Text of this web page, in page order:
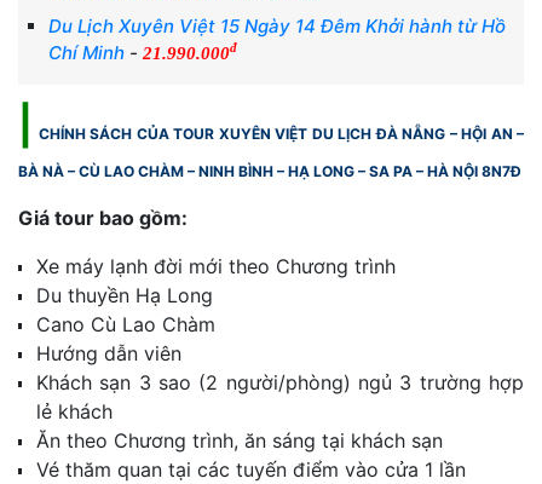
Du Lịch Xuyên Việt 15 Ngày 14 Đêm Khởi hành từ Hồ
Chí Minh -21.990.000đ
CHÍNH SÁCH CỦA TOUR XUYÊN VIỆT DU LỊCH ĐÀ NẴNG – HỘI AN –
BÀ NÀ – CÙ LAO CHÀM – NINH BÌNH – HẠ LONG – SA PA – HÀ NỘI 8N7Đ
Giá tour bao gồm:
Xe máy lạnh đời mới theo Chương trình
Du thuyền Hạ Long
Cano Cù Lao Chàm
Hướng dẫn viên
Khách sạn 3 sao (2 người/phòng) ngủ 3 trường hợp
lẻ khách
Ăn theo Chương trình, ăn sáng tại khách sạn
Vé thăm quan tại các tuyến điểm vào cửa 1 lần